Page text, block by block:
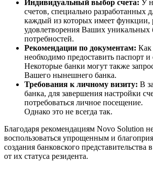
Индивидуальный выбор счета: У
счетов, специально разработанных
каждый из которых имеет функции,
удовлетворения Ваших уникальных
потребностей.
Рекомендации по документам: Как
необходимо предоставить паспорт и
Некоторые банки могут также
Вашего нынешнего банка.
Требования к личному визиту: В
банка, для завершения настройки
потребоваться личное посещение.
Однако это не всегда так.
Благодаря рекомендациям Novo Solution
воспользоваться упрощенным и
создания банковского представительства
от их статуса резидента.